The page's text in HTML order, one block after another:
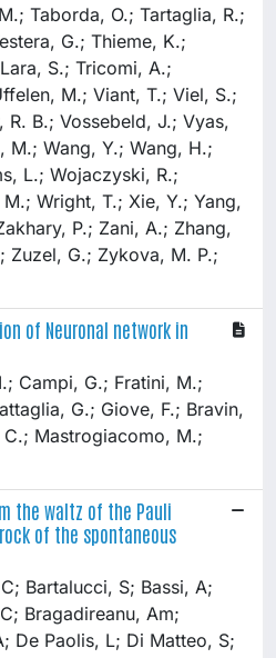
Taborda, O.; Tartaglia, R.;
G.; Thieme, K.;
S.; Tricomi, A.;
M.; Viant, T.; Viel, S.;
R. B.; Vossebeld, J.; Vyas,
M.; Wang, Y.; Wang, H.;
L.; Wojaczyski, R.;
Wright, T.; Xie, Y.; Yang,
P.; Zani, A.; Zhang,
Zuzel, G.; Zykova, M. P.;
of Neuronal network in
Campi, G.; Fratini, M.;
G.; Giove, F.; Bravin,
Mastrogiacomo, M.;
the waltz of the Pauli
of the spontaneous
Bartalucci, S; Bassi, A;
Bragadireanu, Am;
De Paolis, L; Di Matteo, S;